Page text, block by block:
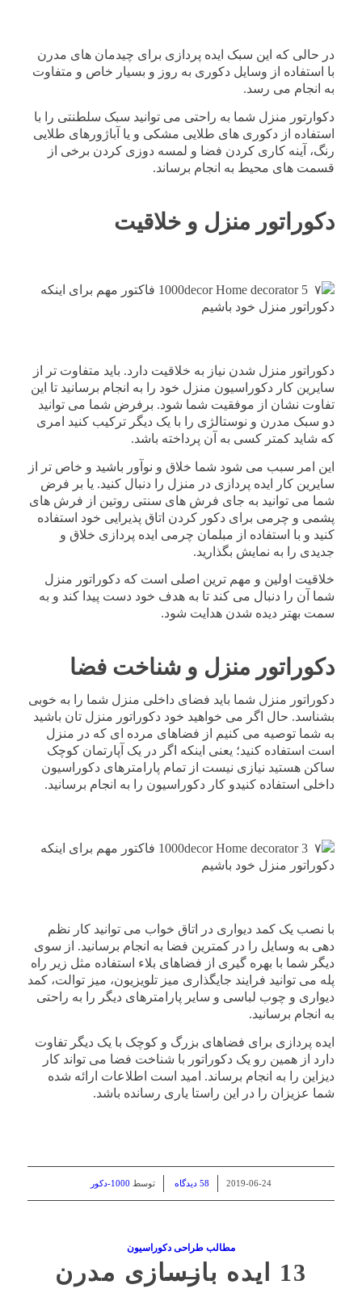
در حالی که این سبک ایده پردازی برای چیدمان های مدرن
با استفاده از وسایل دکوری به روز و بسیار خاص و متفاوت
به انجام می رسد.
دکوارتور منزل شما به راحتی می توانید سبک سلطنتی را با
استفاده از دکوری های طلایی مشکی و یا آباژورهای طلایی
رنگ، آینه کاری کردن فضا و لمسه دوزی کردن برخی از
قسمت های محیط به انجام برساند.
دکوراتور منزل و خلاقیت
دکوراتور منزل شدن نیاز به خلاقیت دارد. باید متفاوت تر از
سایرین کار دکوراسیون منزل خود را به انجام برسانید تا این
تفاوت نشان از موفقیت شما شود. برفرض شما می توانید
دو سبک مدرن و نوستالژی را با یک دیگر ترکیب کنید امری
که شاید کمتر کسی به آن پرداخته باشد.
این امر سبب می شود شما خلاق و نوآور باشید و خاص تر از
سایرین کار ایده پردازی در منزل را دنبال کنید. یا بر فرض
شما می توانید به جای فرش های سنتی روتین از فرش های
پشمی و چرمی برای دکور کردن اتاق پذیرایی خود استفاده
کنید و با استفاده از مبلمان چرمی ایده پردازی خلاق و
جدیدی را به نمایش بگذارید.
خلاقیت اولین و مهم ترین اصلی است که دکوراتور منزل
شما آن را دنبال می کند تا به هدف خود دست پیدا کند و به
سمت بهتر دیده شدن هدایت شود.
دکوراتور منزل و شناخت فضا
دکوراتور منزل شما باید فضای داخلی منزل شما را به خوبی
بشناسد. حال اگر می خواهید خود دکوراتور منزل تان باشید
به شما توصیه می کنیم از فضاهای مرده ای که در منزل
است استفاده کنید؛ یعنی اینکه اگر در یک آپارتمان کوچک
ساکن هستید نیازی نیست از تمام پارامترهای دکوراسیون
داخلی استفاده کنیدو کار دکوراسیون را به انجام برسانید.
با نصب یک کمد دیواری در اتاق خواب می توانید کار نظم
دهی به وسایل را در کمترین فضا به انجام برسانید. از سوی
دیگر شما با بهره گیری از فضاهای بلاء استفاده مثل زیر راه
پله می توانید فرایند جایگذاری میز تلویزیون، میز توالت، کمد
دیواری و چوب لباسی و سایر پارامترهای دیگر را به راحتی
به انجام برسانید.
ایده پردازی برای فضاهای بزرگ و کوچک با یک دیگر تفاوت
دارد از همین رو یک دکوراتور با شناخت فضا می تواند کار
دیزاین را به انجام برساند. امید است اطلاعات ارائه شده
شما عزیزان را در این راستا یاری رسانده باشد.
2019-06-24
/ 58 دیدگاه توسط 1000-دکور
مطالب طراحی دکوراسیون
13 ایده بازسازی مدرن